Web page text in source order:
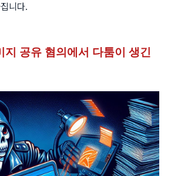
니다.
지 공유 혐의에서 다툼이 생긴